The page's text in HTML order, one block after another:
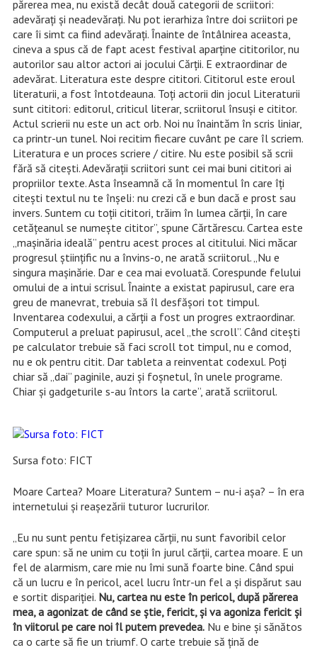
părerea mea, nu există decât două categorii de scriitori:
adevăraţi şi neadevăraţi. Nu pot ierarhiza între doi scriitori pe
care îi simt ca fiind adevăraţi. Înainte de întâlnirea aceasta,
cineva a spus că de fapt acest festival aparţine cititorilor, nu
autorilor sau altor actori ai jocului Cărţii. E extraordinar de
adevărat. Literatura este despre cititori. Cititorul este eroul
literaturii, a fost întotdeauna. Toţi actorii din jocul Literaturii
sunt cititori: editorul, criticul literar, scriitorul însuşi e cititor.
Actul scrierii nu este un act orb. Noi nu înaintăm în scris liniar,
ca printr-un tunel. Noi recitim fiecare cuvânt pe care îl scriem.
Literatura e un proces scriere / citire. Nu este posibil să scrii
fără să citeşti. Adevăraţii scriitori sunt cei mai buni cititori ai
propriilor texte. Asta înseamnă că în momentul în care îţi
citeşti textul nu te înşeli: nu crezi că e bun dacă e prost sau
invers. Suntem cu toţii cititori, trăim în lumea cărţii, în care
cetăţeanul se numeşte cititor”, spune Cărtărescu. Cartea este
„maşinăria ideală” pentru acest proces al cititului. Nici măcar
progresul ştiinţific nu a învins-o, ne arată scriitorul. „Nu e
singura maşinărie. Dar e cea mai evoluată. Corespunde felului
omului de a intui scrisul. Înainte a existat papirusul, care era
greu de manevrat, trebuia să îl desfăşori tot timpul.
Inventarea codexului, a cărţii a fost un progres extraordinar.
Computerul a preluat papirusul, acel „the scroll”. Când citeşti
pe calculator trebuie să faci scroll tot timpul, nu e comod,
nu e ok pentru citit. Dar tableta a reinventat codexul. Poţi
chiar să „dai” paginile, auzi şi foşnetul, în unele programe.
Chiar şi gadgeturile s-au întors la carte”, arată scriitorul.
Sursa foto: FICT
Moare Cartea? Moare Literatura? Suntem – nu-i aşa? – în era
internetului şi reaşezării tuturor lucrurilor.
„Eu nu sunt pentu fetişizarea cărţii, nu sunt favoribil celor
care spun: să ne unim cu toţii în jurul cărţii, cartea moare. E un
fel de alarmism, care mie nu îmi sună foarte bine. Când spui
că un lucru e în pericol, acel lucru într-un fel a şi dispărut sau
e sortit dispariţiei. Nu, cartea nu este în pericol, după părerea
mea, a agonizat de când se ştie, fericit, şi va agoniza fericit şi
în viitorul pe care noi îl putem prevedea.Nu e bine şi sănătos
ca o carte să fie un triumf. O carte trebuie să ţină de